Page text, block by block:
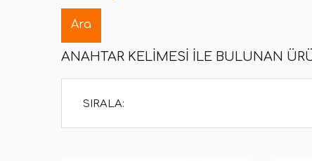
ANAHTAR KELIMESI ILE BULUNAN
SIRALA: